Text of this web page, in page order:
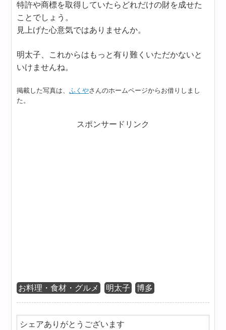
特許や商標を取得していたらどれだけの財を成せた
ことでしょう。
見上げた心意気ではありませんか。
明太子、これからはもっと有り難くいただかないと
いけませんね。
掲載した写真は、ふくやさんのホームページからお借りしまし
た。
スポンサードリンク
お料理・食材・グルメ 明太子 博多
シェアありがとうございます